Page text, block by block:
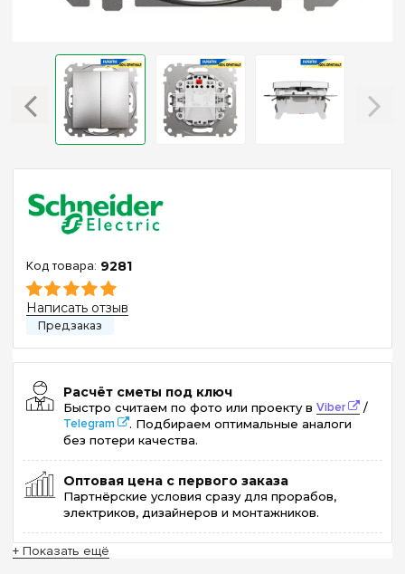
9281
Написать отзыв
Расчёт сметы под ключ
Быстро считаем по фото или проекту в Viber
/
Telegram
. Подбираем оптимальные аналоги
без потери качества.
Оптовая цена с первого заказа
Партнёрские условия сразу для прорабов,
электриков, дизайнеров и монтажников.
+ Показать ещё